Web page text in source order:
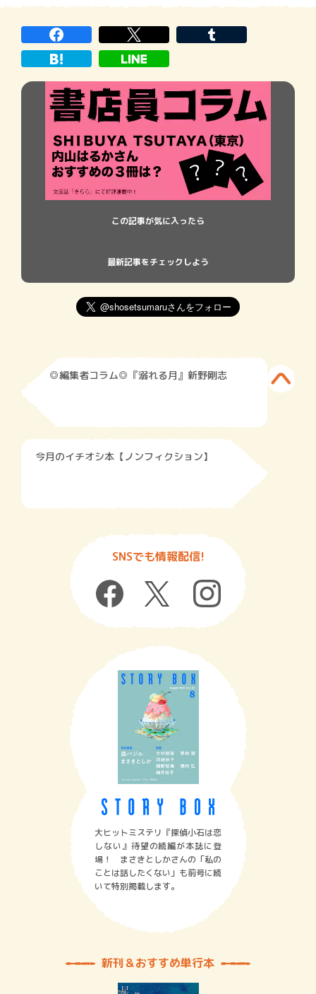
この記事が気に入ったら
最新記事をチェックしよう
◎編集者コラム◎『溺れる月』新野剛志
今月のイチオシ本【ノンフィクション】
SNSでも情報配信!
大ヒットミステリ『探偵小石は恋
しない』待望の続編が本誌に登
場！ まさきとしかさんの「私の
ことは話したくない」も前号に続
いて特別掲載します。
新刊＆おすすめ単行本